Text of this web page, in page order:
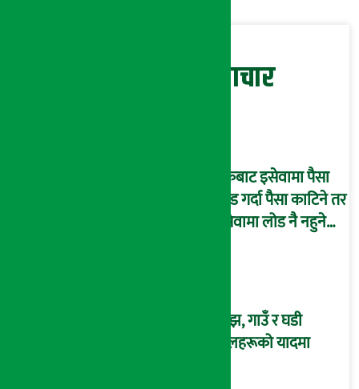
सम्बन्धित समाचार
बैंकबाट इसेवामा पैसा
लोड गर्दा पैसा काटिने तर
इसेवामा लोड नै नहुने
साँझ, गाउँ र घडी
फूलहरूको यादमा